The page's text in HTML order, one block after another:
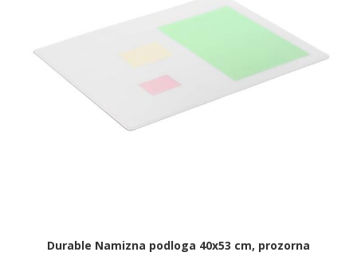
Durable Namizna podloga 40x53 cm, prozorna